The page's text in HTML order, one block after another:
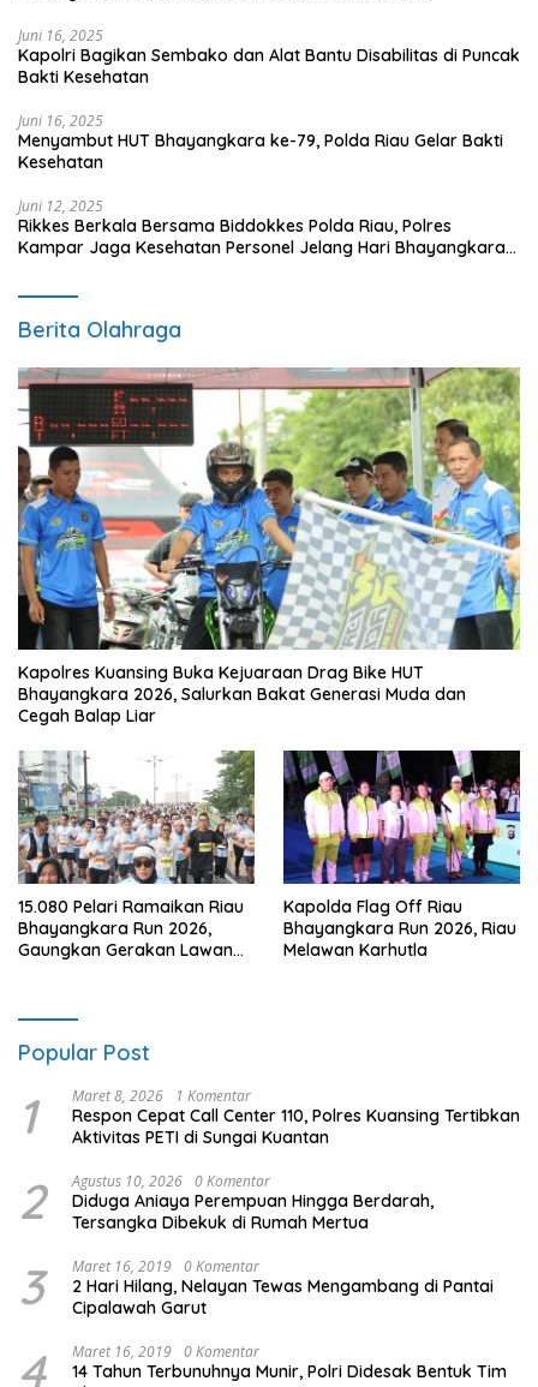
Juni 16, 2025
Kapolri Bagikan Sembako dan Alat Bantu Disabilitas di Puncak
Bakti Kesehatan
Juni 16, 2025
Menyambut HUT Bhayangkara ke-79, Polda Riau Gelar Bakti
Kesehatan
Juni 12, 2025
Rikkes Berkala Bersama Biddokkes Polda Riau, Polres
Kampar Jaga Kesehatan Personel Jelang Hari Bhayangkara
Berita Olahraga
Kapolres Kuansing Buka Kejuaraan Drag Bike HUT
Bhayangkara 2026, Salurkan Bakat Generasi Muda dan
Cegah Balap Liar
15.080 Pelari Ramaikan Riau
Bhayangkara Run 2026,
Gaungkan Gerakan Lawan
Kapolda Flag Off Riau
Bhayangkara Run 2026, Riau
Melawan Karhutla
Popular Post
1 Maret 8, 2026 1 Komentar
Respon Cepat Call Center 110, Polres Kuansing Tertibkan
Aktivitas PETI di Sungai Kuantan
2 Agustus 10, 2026 0 Komentar
Diduga Aniaya Perempuan Hingga Berdarah,
Tersangka Dibekuk di Rumah Mertua
3 Maret 16, 2019 0 Komentar
2 Hari Hilang, Nelayan Tewas Mengambang di Pantai
Cipalawah Garut
4 Maret 16, 2019 0 Komentar
14 Tahun Terbunuhnya Munir, Polri Didesak Bentuk Tim